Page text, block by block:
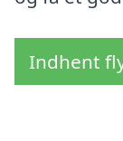
Indhent